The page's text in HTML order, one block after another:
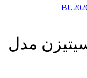
مدل